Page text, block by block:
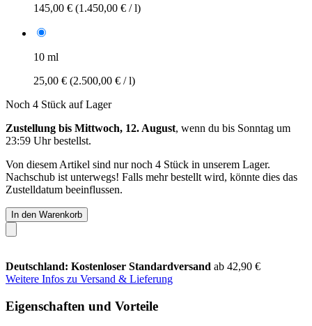
145,00 € (1.450,00 € / l)
10 ml
25,00 € (2.500,00 € / l)
Noch 4 Stück auf Lager
Zustellung bis Mittwoch, 12. August, wenn du bis Sonntag um
23:59 Uhrbestellst.
Von diesem Artikel sind nur noch 4 Stück in unserem Lager.
Nachschub ist unterwegs! Falls mehr bestellt wird, könnte dies das
Zustelldatum beeinflussen.
In den Warenkorb
Deutschland: Kostenloser Standardversand ab 42,90 €
Weitere Infos zu Versand & Lieferung
Eigenschaften und Vorteile